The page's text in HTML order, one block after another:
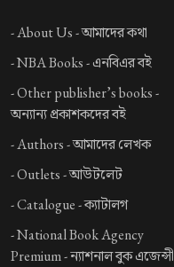
-About Us -আমাদের কথা
-NBA Books -এনবিএর বই
-Other publisher’s books -
অন্যান্য প্রকাশকদের বই
-Authors -আমাদের লেখক
-Outlets -আউটলেট
-Catalogue -ক্যাটালগ
-National Book Agency
Premium -ন্যাশনাল বুক এজেন্সী